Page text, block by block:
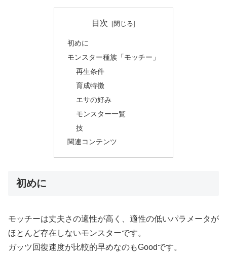
目次
初めに
モンスター種族「モッチー」
再生条件
育成特徴
エサの好み
モンスター一覧
技
関連コンテンツ
初めに
モッチーは丈夫さの適性が高く、適性の低いパラメータが
ほとんど存在しないモンスターです。
ガッツ回復速度が比較的早めなのもGoodです。